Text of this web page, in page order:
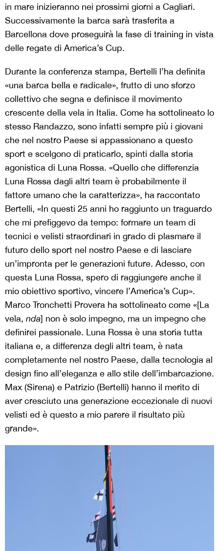
in mare inizieranno nei prossimi giorni a Cagliari.
Successivamente la barca sarà trasferita a
Barcellona dove proseguirà la fase di training in vista
delle regate di America’s Cup.
Durante la conferenza stampa, Bertelli l’ha definita
«una barca bella e radicale», frutto di uno sforzo
collettivo che segna e definisce il movimento
crescente della vela in Italia. Come ha sottolineato lo
stesso Randazzo, sono infatti sempre più i giovani
che nel nostro Paese si appassionano a questo
sport e scelgono di praticarlo, spinti dalla storia
agonistica di Luna Rossa. «Quello che differenzia
Luna Rossa dagli altri team è probabilmente il
fattore umano che la caratterizza», ha raccontato
Bertelli, «In questi 25 anni ho raggiunto un traguardo
che mi prefiggevo da tempo: formare un team di
tecnici e velisti straordinari in grado di plasmare il
futuro dello sport nel nostro Paese e di lasciare
un’impronta per le generazioni future. Adesso, con
questa Luna Rossa, spero di raggiungere anche il
mio obiettivo sportivo, vincere l’America’s Cup».
Marco Tronchetti Provera ha sottolineato come «[La
vela, nda] non è solo impegno, ma un impegno che
definirei passionale. Luna Rossa è una storia tutta
italiana e, a differenza degli altri team, è nata
completamente nel nostro Paese, dalla tecnologia al
design fino all’eleganza e allo stile dell’imbarcazione.
Max (Sirena) e Patrizio (Bertelli) hanno il merito di
aver cresciuto una generazione eccezionale di nuovi
velisti ed è questo a mio parere il risultato più
grande».